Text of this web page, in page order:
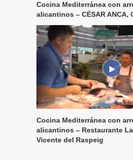
Cocina Mediterránea con
alicantinos – CÉSAR ANCA,
Cocina Mediterránea con
alicantinos – Restaurante
Vicente del Raspeig